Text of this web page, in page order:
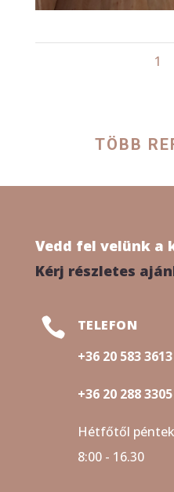
1
TÖBB
Vedd fel velünk a
Kérj részletes

TELEFON
+36 20 583 3613
+36 20 288 3305
Hétfőtől
8:00 - 16.30